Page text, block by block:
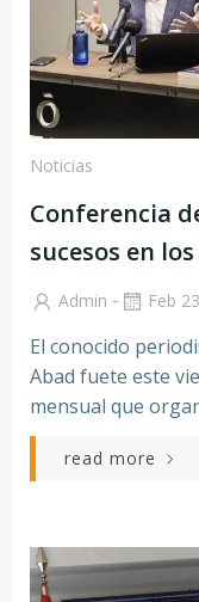
Noticias
Conferencia
sucesos en
Admin - Feb 23
El conocido
Abad fuete este
mensual que
read more